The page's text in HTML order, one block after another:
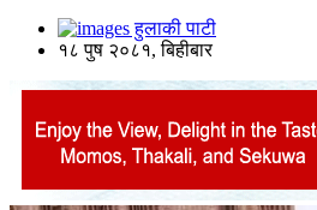
हुलाकी पाटी
१८ पुष २०८१, बिहीबार